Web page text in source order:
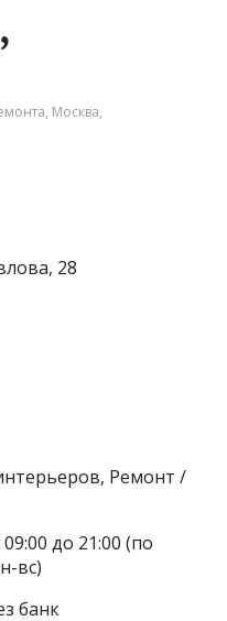
, Москва,
28
Ремонт /
до 21:00 (по
вс)
банк